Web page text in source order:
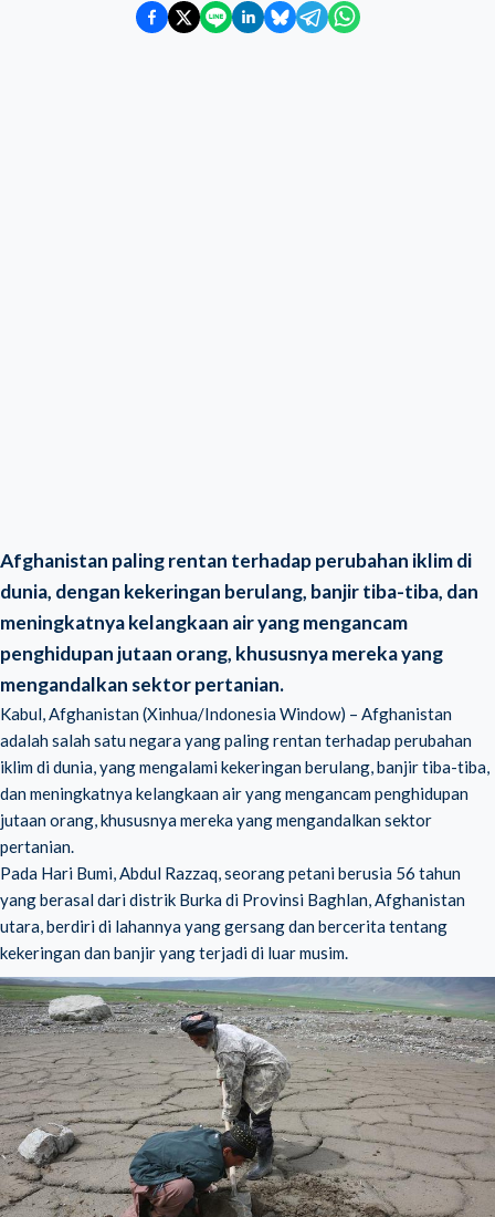
Afghanistan paling rentan terhadap perubahan iklim di
dunia, dengan kekeringan berulang, banjir tiba-tiba, dan
meningkatnya kelangkaan air yang mengancam
penghidupan jutaan orang, khususnya mereka yang
mengandalkan sektor pertanian.
Kabul, Afghanistan (Xinhua/Indonesia Window) – Afghanistan
adalah salah satu negara yang paling rentan terhadap perubahan
iklim di dunia, yang mengalami kekeringan berulang, banjir tiba-tiba,
dan meningkatnya kelangkaan air yang mengancam penghidupan
jutaan orang, khususnya mereka yang mengandalkan sektor
pertanian.
Pada Hari Bumi, Abdul Razzaq, seorang petani berusia 56 tahun
yang berasal dari distrik Burka di Provinsi Baghlan, Afghanistan
utara, berdiri di lahannya yang gersang dan bercerita tentang
kekeringan dan banjir yang terjadi di luar musim.